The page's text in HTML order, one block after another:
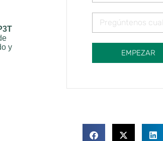
y
EMPEZAR